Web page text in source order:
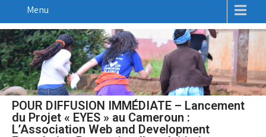
Menu
POUR DIFFUSION IMMÉDIATE – Lancement
du Projet « EYES » au Cameroun :
L’Association Web and Development